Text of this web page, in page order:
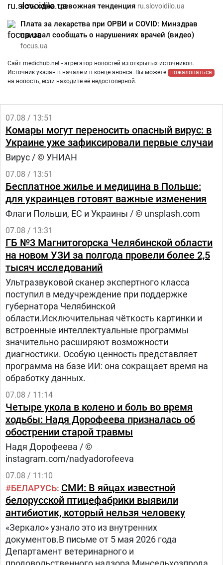
есть одна тревожная тенденция ru.slovoidilo.ua
Плата за лекарства при ОРВИ и COVID: Минздрав
призвал сообщать о нарушениях врачей (видео)
focus.ua
Сайт medichub.net - агрегатор новостей из открытых источников.
Источник указан в начале и в конце анонса. Вы можете
пожаловаться
на новость, если находите её недостоверной.
07.08 / 13:51
Комары могут переносить опасный вирус: в
Украине уже зафиксировали первые случаи
Вирус / © УНИАН
07.08 / 13:51
Бесплатное жилье и медицина в Польше:
для украинцев готовят важные изменения
Флаги Польши, ЕС и Украины / © unsplash.com
07.08 / 13:31
ГБ №3 Магнитогорска Челябинской области
на новом УЗИ за полгода провели более 2,5
тысяч исследований
Ультразвуковой сканер экспертного класса
поступил в медучреждение при поддержке
губернатора Челябинской
области.Исключительная чёткость картинки и
встроенные интеллектуальные программы
значительно расширяют возможности
диагностики. Особую ценность представляет
программа на базе ИИ: она сокращает время на
обработку данных.
07.08 / 11:14
Четыре укола в колено и боль во время
ходьбы: Надя Дорофеева призналась об
обострении старой травмы
Надя Дорофеева / ©
instagram.com/nadyadorofeeva
07.08 / 11:10
БЕЛАРУСЬ СМИ: В яйцах известной
белорусской птицефабрики выявили
антибиотик, который нельзя человеку
«Зеркало» узнало это из внутренних
документов.В письме от 5 мая 2026 года
Департамент ветеринарного и